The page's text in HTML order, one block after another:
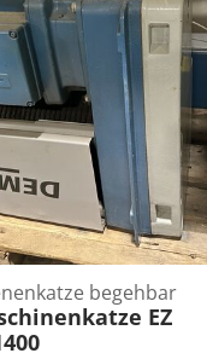
begehbar
EZ